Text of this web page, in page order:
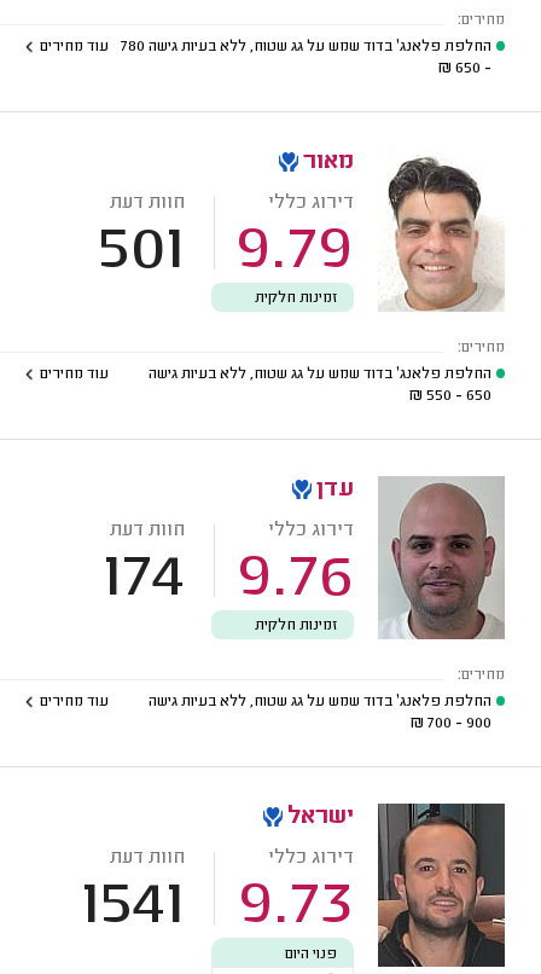
מחירים:
החלפת פלאנג' בדוד שמש על גג שטוח, ללא בעיות גישה 780
- 650
₪
עוד מחירים
מאור
דירוג כללי
9.79
חוות דעת
501
זמינות חלקית
מחירים:
החלפת פלאנג' בדוד שמש על גג שטוח, ללא בעיות גישה
650 - 550
₪
עוד מחירים
עדן
דירוג כללי
9.76
חוות דעת
174
זמינות חלקית
מחירים:
החלפת פלאנג' בדוד שמש על גג שטוח, ללא בעיות גישה
900 - 700
₪
עוד מחירים
ישראל
דירוג כללי
9.73
חוות דעת
1541
פנוי היום